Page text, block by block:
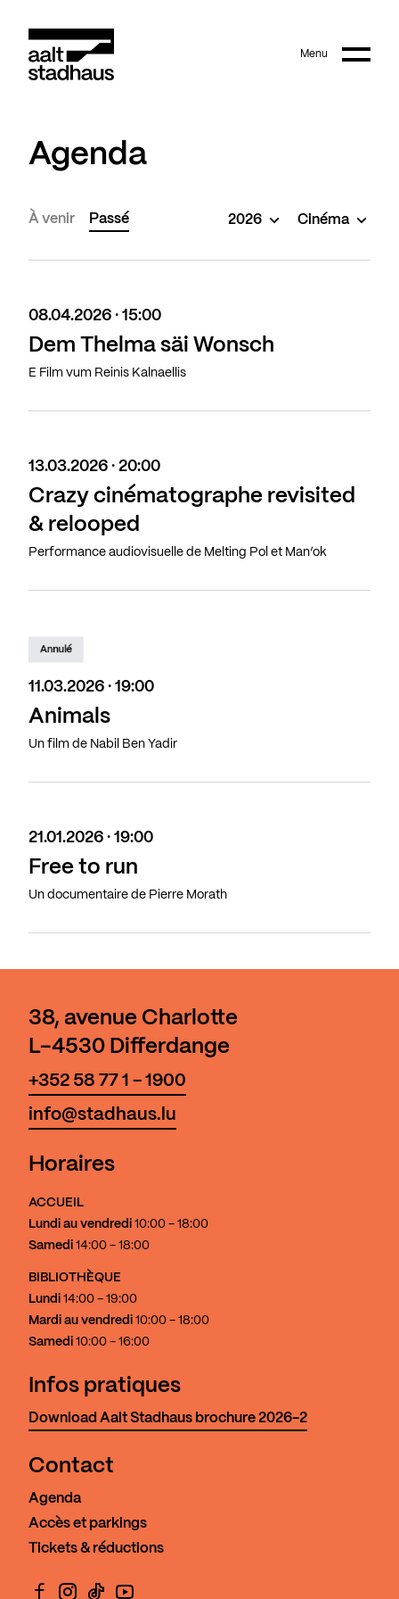
Main content Menu
Agenda
À venir Passé 2026 Cinéma
08.04.2026 · 15:00
Dem Thelma säi Wonsch
E Film vum Reinis Kalnaellis
13.03.2026 · 20:00
Crazy cinématographe revisited
& relooped
Performance audiovisuelle de Melting Pol et Man’ok
Annulé
11.03.2026 · 19:00
Animals
Un film de Nabil Ben Yadir
21.01.2026 · 19:00
Free to run
Un documentaire de Pierre Morath
38, avenue Charlotte
L-4530 Differdange
+352 58 77 1 - 1900
info@stadhaus.lu
Horaires
ACCUEIL
Lundi au vendredi 10:00 - 18:00
Samedi 14:00 - 18:00
BIBLIOTHÈQUE
Lundi 14:00 - 19:00
Mardi au vendredi 10:00 - 18:00
Samedi 10:00 - 16:00
Infos pratiques
Download Aalt Stadhaus brochure 2026-2
Contact
Agenda
Accès et parkings
Tickets & réductions